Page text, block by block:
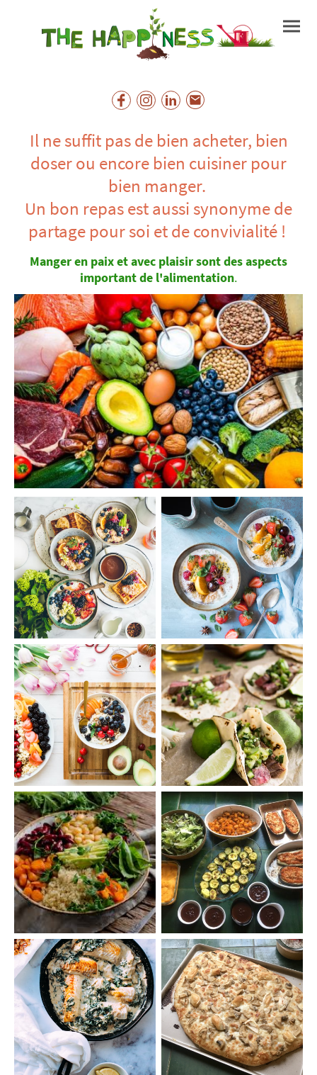
Il ne suffit pas de bien acheter, bien
doser ou encore bien cuisiner pour
bien manger.
Un bon repas est aussi synonyme de
partage pour soi et de convivialité !
Manger en paix et avec plaisir sont des aspects
important de l'alimentation.